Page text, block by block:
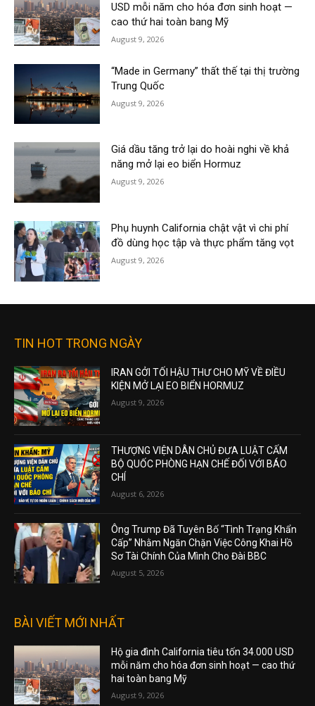
USD mỗi năm cho hóa đơn sinh hoạt —
cao thứ hai toàn bang Mỹ
August 9, 2026
“Made in Germany” thất thế tại thị trường
Trung Quốc
August 9, 2026
Giá dầu tăng trở lại do hoài nghi về khả
năng mở lại eo biển Hormuz
August 9, 2026
Phụ huynh California chật vật vì chi phí
đồ dùng học tập và thực phẩm tăng vọt
August 9, 2026
TIN HOT TRONG NGÀY
IRAN GỞI TỐI HẬU THƯ CHO MỸ VỀ ĐIỀU
KIỆN MỞ LẠI EO BIỂN HORMUZ
August 9, 2026
THƯỢNG VIỆN DÂN CHỦ ĐƯA LUẬT CẤM
BỘ QUỐC PHÒNG HẠN CHẾ ĐỐI VỚI BÁO
CHÍ
August 6, 2026
Ông Trump Đã Tuyên Bố “Tình Trạng Khẩn
Cấp” Nhằm Ngăn Chặn Việc Công Khai Hồ
Sơ Tài Chính Của Mình Cho Đài BBC
August 5, 2026
BÀI VIẾT MỚI NHẤT
Hộ gia đình California tiêu tốn 34.000 USD
mỗi năm cho hóa đơn sinh hoạt — cao thứ
hai toàn bang Mỹ
August 9, 2026